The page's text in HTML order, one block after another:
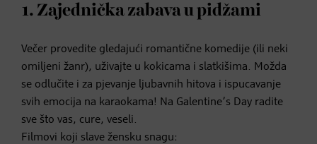
1. Zajednička zabava u pidžami
Večer provedite gledajući romantične komedije (ili neki
omiljeni žanr), uživajte u kokicama i slatkišima. Možda
se odlučite i za pjevanje ljubavnih hitova i ispucavanje
svih emocija na karaokama! Na Galentine’s Day radite
sve što vas, cure, veseli.
Filmovi koji slave žensku snagu: